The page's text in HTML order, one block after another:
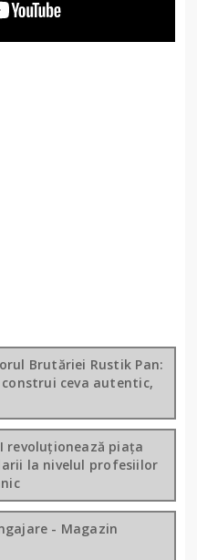
Brutăriei Rustik Pan:
ceva autentic,
revoluționează piața
la nivelul profesiilor
- Magazin